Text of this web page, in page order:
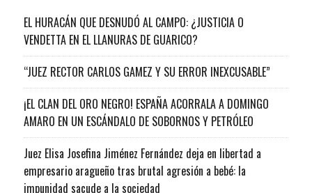
EL HURACÁN QUE DESNUDÓ AL CAMPO: ¿JUSTICIA O
VENDETTA EN EL LLANURAS DE GUARICO?
“JUEZ RECTOR CARLOS GAMEZ Y SU ERROR INEXCUSABLE”
¡EL CLAN DEL ORO NEGRO! ESPAÑA ACORRALA A DOMINGO
AMARO EN UN ESCÁNDALO DE SOBORNOS Y PETRÓLEO
Juez Elisa Josefina Jiménez Fernández deja en libertad a
empresario aragueño tras brutal agresión a bebé: la
impunidad sacude a la sociedad